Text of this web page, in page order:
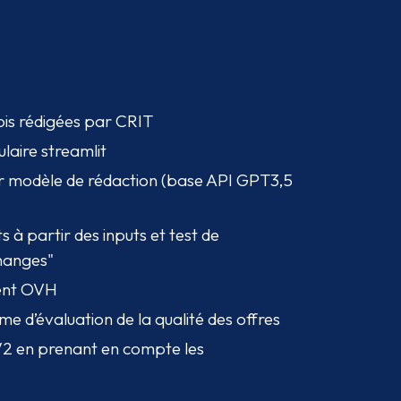
rédigées par CRIT
streamlit
modèle de rédaction (base API GPT3,5
à partir des inputs et test de
OVH
d’évaluation de la qualité des offres
en prenant en compte les